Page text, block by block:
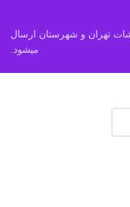
تهران و شهرستان ارسال
میشود.